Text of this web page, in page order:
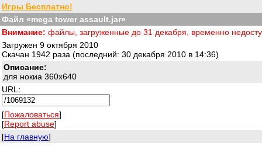
Игры Бесплатно!
Файл «mega tower assault.jar»
Внимание: файлы, загруженные до 31 декабря, временно
Загружен 9 октября 2010
Скачан 1942 раза (последний: 30 декабря 2010 в 14:36)
Описание:
для нокиа 360х640
URL:
[Пожаловаться]
[Report abuse]
[На главную]